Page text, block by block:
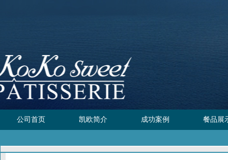
公司首页 凯欧简介 成功案例 餐品展